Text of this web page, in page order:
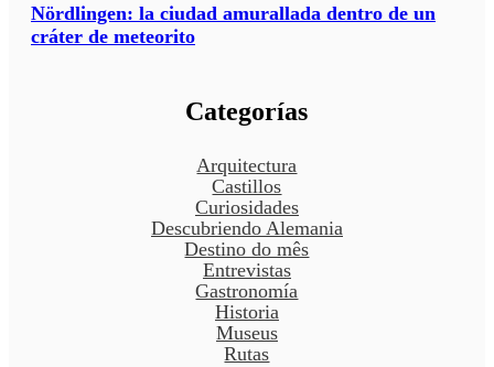
Nördlingen: la ciudad amurallada dentro de un
cráter de meteorito
Categorías
Arquitectura
Castillos
Curiosidades
Descubriendo Alemania
Destino do mês
Entrevistas
Gastronomía
Historia
Museus
Rutas